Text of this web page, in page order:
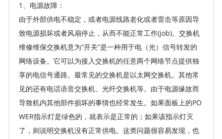
1、电源故障：
由于外部供电不稳定，或者电源线路老化或者雷击等原因导
致电源损坏或者风扇停止，从而不能正常工作(job)。交换机
维修维保交换机意为“开关”是一种用于电（光）信号转发的
网络设备。它可以为接入交换机的任意两个网络节点提供独
享的电信号通路。最常见的交换机是以太网交换机。其他常
见的还有电话语音交换机、光纤交换机等。由于电源缘故而
导致机内其他部件损坏的事情也经常发生。如果面板上的PO
WER指示灯是绿色的，就表示是正常的；如果该指示灯灭
了，则说明交换机没有正常供电。这类问题很容易发现，也